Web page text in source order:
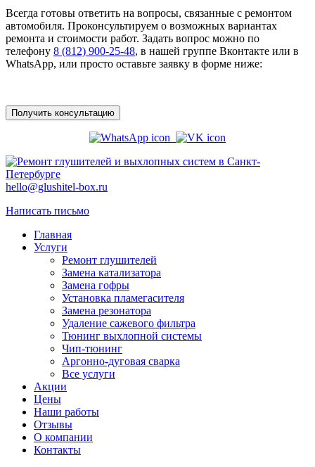
Всегда готовы ответить на вопросы, связанные с ремонтом
автомобиля. Проконсультируем о возможных вариантах
ремонта и стоимости работ. Задать вопрос можно по
телефону 8 (812) 900-25-48, в нашей группе Вконтакте или в
WhatsApp, или просто оставьте заявку в форме ниже:
Получить консультацию
hello@glushitel-box.ru
Написать письмо
Главная
Услуги
Ремонт глушителей
Замена катализатора
Замена гофры
Установка пламегасителя
Замена резонатора
Удаление сажевого фильтра
Тюнинг выхлопной системы
Чип-тюнинг
Аргонно-дуговая сварка
Все услуги
Акции
Цены
Наши работы
Отзывы
О компании
Контакты